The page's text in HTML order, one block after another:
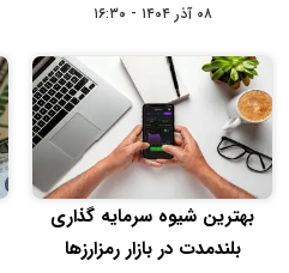
۰۸ آذر ۱۴۰۴ - ۱۶:۳۰
بهترین شیوه سرمایه‌ گذاری
بلندمدت در بازار رمزارزها